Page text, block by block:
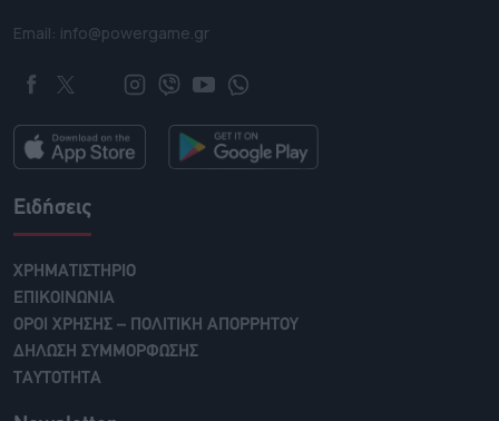
Email: info@powergame.gr
Ειδήσεις
ΧΡΗΜΑΤΙΣΤΗΡΙΟ
ΕΠΙΚΟΙΝΩΝΙΑ
ΟΡΟΙ ΧΡΗΣΗΣ – ΠΟΛΙΤΙΚΗ ΑΠΟΡΡΗΤΟΥ
ΔΗΛΩΣΗ ΣΥΜΜΟΡΦΩΣΗΣ
ΤΑΥΤΟΤΗΤΑ